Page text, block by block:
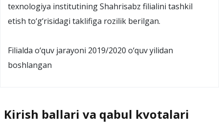
texnologiya institutining Shahrisabz filialini tashkil
etish to‘g‘risidagi taklifiga rozilik berilgan.
Filialda o‘quv jarayoni 2019/2020 o‘quv yilidan
boshlangan
Kirish ballari va qabul kvotalari